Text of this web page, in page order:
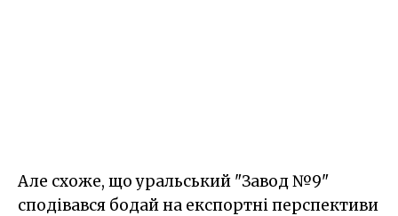
Але схоже, що уральський "Завод №9"
сподівався бодай на експортні перспективи